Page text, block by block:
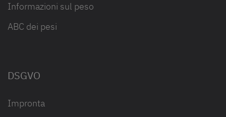
Informazioni sul peso
ABC dei pesi
DSGVO
Impronta